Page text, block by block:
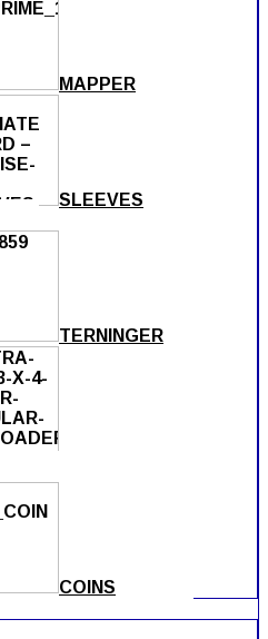
MAPPER
SLEEVES
TERNINGER
COINS